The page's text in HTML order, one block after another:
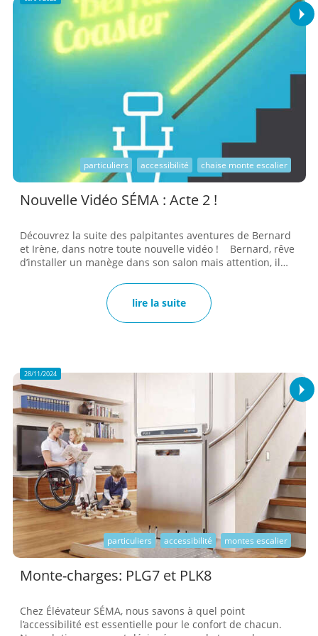
prestig...
particuliers accessibilité chaise monte escalier
Nouvelle Vidéo SÉMA : Acte 2 !
Découvrez la suite des palpitantes aventures de Bernard
et Irène, dans notre toute nouvelle vidéo ! Bernard, rêve
d’installer un manège dans son salon mais attention, il
numéro d’équilibriste ! 𝐴𝑙𝑜𝑟𝑠, 𝑎̀ 𝑞𝑢𝑖 𝐵𝑒𝑟𝑛𝑎𝑟𝑑 𝑎-𝑡-𝑖𝑙 𝑑𝑒́𝑐𝑖𝑑𝑒́ 𝑑𝑒
𝑐𝑜𝑛𝑓𝑖𝑒𝑟 𝑐𝑒𝑡𝑡𝑒 𝑚𝑖𝑠𝑠𝑖𝑜𝑛 𝑖𝑚𝑝𝑜𝑠𝑠𝑖𝑏𝑙𝑒 ? Découvrez nos solutions
qui vont vous faire dire : « Pourquoi je n’y ai pas pensé
avec nous dans l’unive...
lire la suite
particuliers accessibilité montes escalier
28/11/2024
Monte-charges: PLG7 et PLK8
Chez Élévateur SÉMA, nous savons à quel point
l’accessibilité est essentielle pour le confort de chacun.